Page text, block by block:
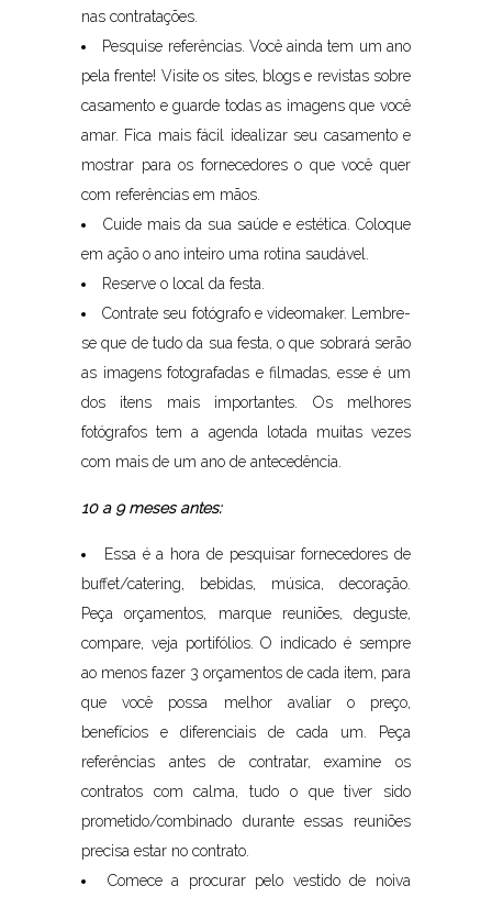
nas contratações.
Pesquise referências. Você ainda tem um ano
pela frente! Visite os sites, blogs e revistas sobre
casamento e guarde todas as imagens que você
amar. Fica mais fácil idealizar seu casamento e
mostrar para os fornecedores o que você quer
com referências em mãos.
Cuide mais da sua saúde e estética. Coloque
em ação o ano inteiro uma rotina saudável.
Reserve o local da festa.
Contrate seu fotógrafo e videomaker. Lembre-
se que de tudo da sua festa, o que sobrará serão
as imagens fotografadas e filmadas, esse é um
dos itens mais importantes. Os melhores
fotógrafos tem a agenda lotada muitas vezes
com mais de um ano de antecedência.
10 a 9 meses antes:
Essa é a hora de pesquisar fornecedores de
buffet/catering, bebidas, música, decoração.
Peça orçamentos, marque reuniões, deguste,
compare, veja portifólios. O indicado é sempre
ao menos fazer 3 orçamentos de cada item, para
que você possa melhor avaliar o preço,
benefícios e diferenciais de cada um. Peça
referências antes de contratar, examine os
contratos com calma, tudo o que tiver sido
prometido/combinado durante essas reuniões
precisa estar no contrato.
Comece a procurar pelo vestido de noiva